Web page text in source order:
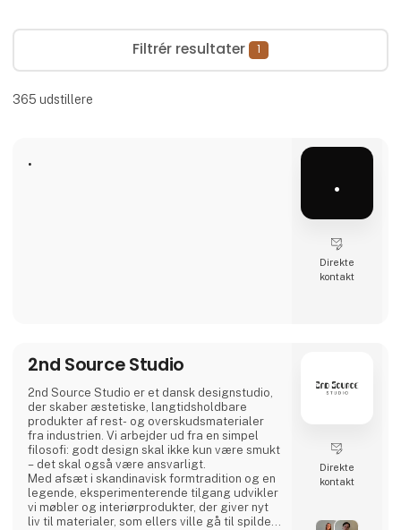
Filtrér resultater 1
365 udstillere
.
.
Direkte
kontakt
2nd Source Studio
2nd Source Studio er et dansk designstudio,
der skaber æstetiske, langtidsholdbare
produkter af rest- og overskudsmaterialer
fra industrien. Vi arbejder ud fra en simpel
filosofi: godt design skal ikke kun være smukt
– det skal også være ansvarligt.
Med afsæt i skandinavisk formtradition og en
legende, eksperimenterende tilgang udvikler
vi møbler og interiørprodukter, der giver nyt
liv til materialer, som ellers ville gå til spilde.
Direkte
kontakt